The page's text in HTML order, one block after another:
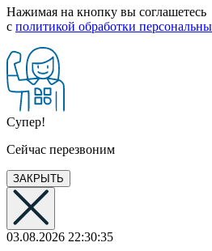
Нажимая на кнопку вы соглашетесь
с политикой обработки
Супер!
Сейчас перезвоним
ЗАКРЫТЬ
03.08.2026 22:30:35